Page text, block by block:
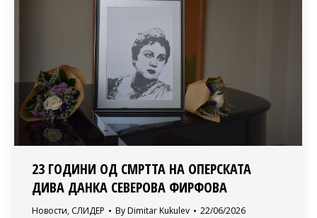
23 ГОДИНИ ОД СМРТТА НА ОПЕРСКАТА
ДИВА ДАНКА СЕВЕРОВА ФИРФОВА
Новости, СЛИДЕР By Dimitar Kukulev 22/06/2026